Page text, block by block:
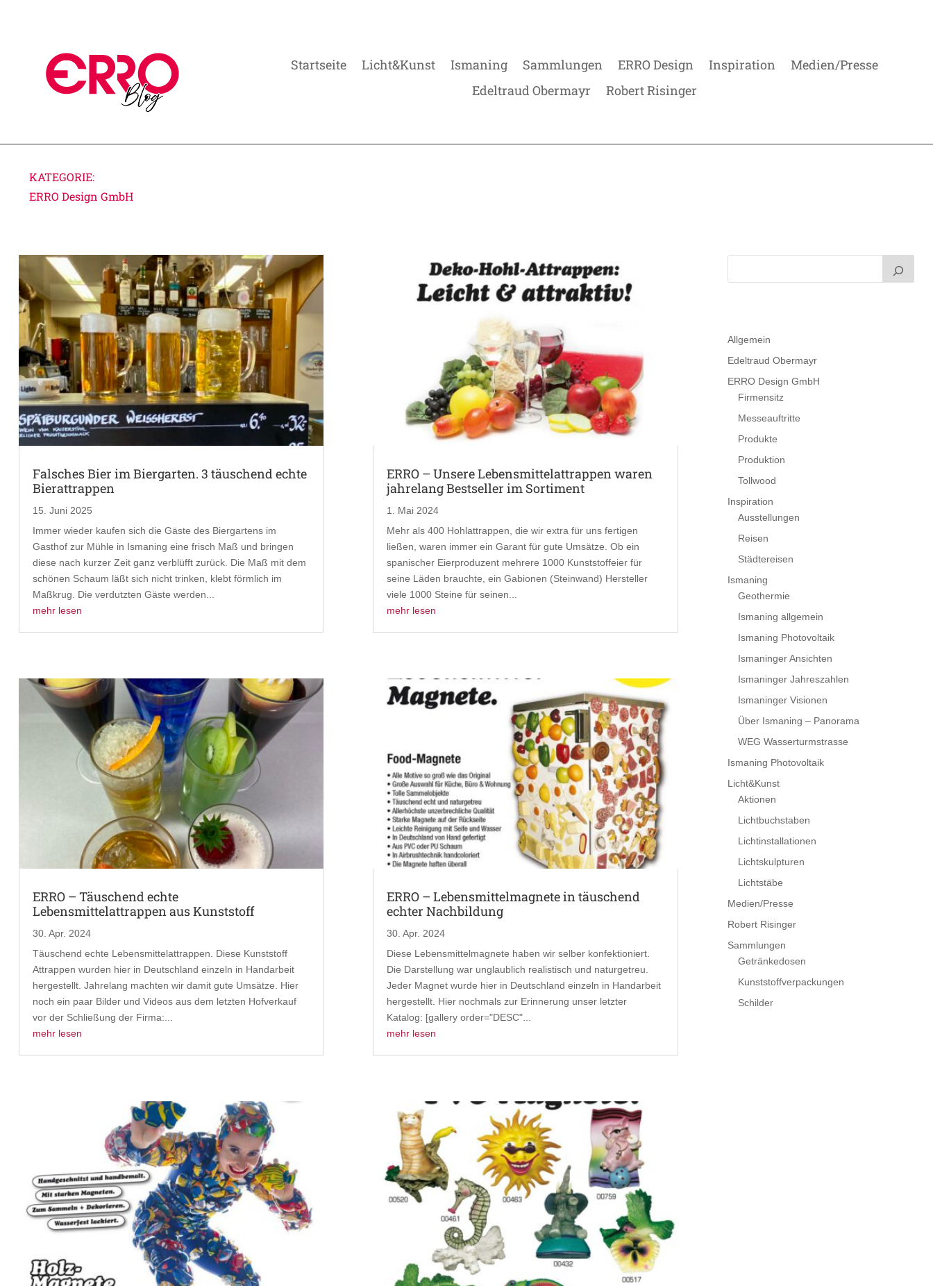
Startseite Licht&Kunst Ismaning Sammlungen ERRO Design Inspiration
Medien/Presse
Edeltraud Obermayr
Robert Risinger
KATEGORIE:
ERRO Design GmbH
Falsches Bier im Biergarten. 3 täuschend echte
Bierattrappen
15. Juni 2025
Immer wieder kaufen sich die Gäste des Biergartens im
Gasthof zur Mühle in Ismaning eine frisch Maß und bringen
diese nach kurzer Zeit ganz verblüfft zurück. Die Maß mit dem
schönen Schaum läßt sich nicht trinken, klebt förmlich im
Maßkrug. Die verdutzten Gäste werden...
mehr lesen
ERRO – Täuschend echte
Lebensmittelattrappen aus Kunststoff
30. Apr. 2024
Täuschend echte Lebensmittelattrappen. Diese Kunststoff
Attrappen wurden hier in Deutschland einzeln in Handarbeit
hergestellt. Jahrelang machten wir damit gute Umsätze. Hier
noch ein paar Bilder und Videos aus dem letzten Hofverkauf
vor der Schließung der Firma:...
mehr lesen
ERRO – Unsere Lebensmittelattrappen waren
jahrelang Bestseller im Sortiment
1. Mai 2024
Mehr als 400 Hohlattrappen, die wir extra für uns fertigen
ließen, waren immer ein Garant für gute Umsätze. Ob ein
spanischer Eierproduzent mehrere 1000 Kunststoffeier für
seine Läden brauchte, ein Gabionen (Steinwand) Hersteller
viele 1000 Steine für seinen...
mehr lesen
ERRO – Lebensmittelmagnete in täuschend
echter Nachbildung
30. Apr. 2024
Diese Lebensmittelmagnete haben wir selber konfektioniert.
Die Darstellung war unglaublich realistisch und naturgetreu.
Jeder Magnet wurde hier in Deutschland einzeln in Handarbeit
hergestellt. Hier nochmals zur Erinnerung unser letzter
Katalog: [gallery order="DESC"...
mehr lesen
Allgemein
Edeltraud Obermayr
ERRO Design GmbH
Firmensitz
Messeauftritte
Produkte
Produktion
Tollwood
Inspiration
Ausstellungen
Reisen
Städtereisen
Ismaning
Geothermie
Ismaning allgemein
Ismaning Photovoltaik
Ismaninger Ansichten
Ismaninger Jahreszahlen
Ismaninger Visionen
Über Ismaning – Panorama
WEG Wasserturmstrasse
Ismaning Photovoltaik
Licht&Kunst
Aktionen
Lichtbuchstaben
Lichtinstallationen
Lichtskulpturen
Lichtstäbe
Medien/Presse
Robert Risinger
Sammlungen
Getränkedosen
Kunststoffverpackungen
Schilder